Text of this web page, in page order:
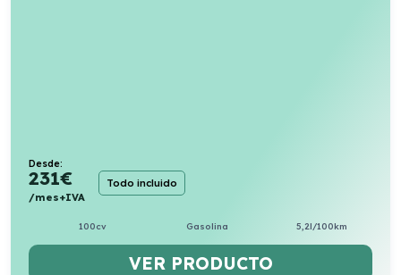
Desde:
231€
/mes+IVA
Todo incluido
100cv Gasolina 5,2l/100km
VER PRODUCTO